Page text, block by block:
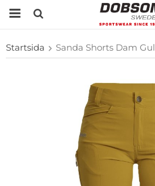
Startsida Sanda Shorts Dam Gul